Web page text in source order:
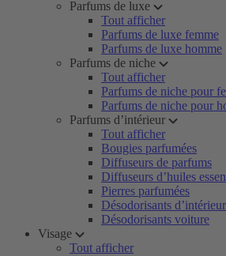
Parfums de luxe
Tout afficher
Parfums de luxe femme
Parfums de luxe homme
Parfums de niche
Tout afficher
Parfums de niche pour
Parfums de niche pour
Parfums d’intérieur
Tout afficher
Bougies parfumées
Diffuseurs de parfums
Diffuseurs d’huiles
Pierres parfumées
Désodorisants d’intérieur
Désodorisants voiture
Visage
Tout afficher